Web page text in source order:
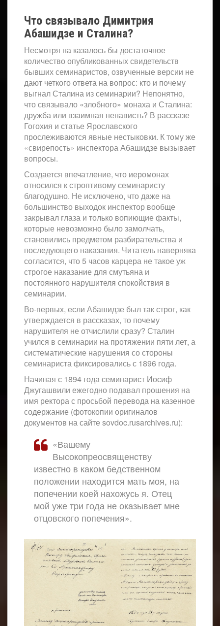
Что связывало Димитрия
Абашидзе и Сталина?
Несмотря на казалось бы достаточное
количество опубликованных свидетельств
бывших семинаристов, озвученные версии не
дают четкого ответа на вопрос: кто и почему
выгнал Сталина из семинарии? Непонятно,
что связывало «злобного» монаха и Сталина:
дружба или взаимная ненависть? В рассказе
Гогохия и статье Ярославского
прослеживаются явные нестыковки. К тому же
«свирепость» инспектора Абашидзе вызывает
вопросы.
Создается впечатление, что иеромонах
относился к строптивому семинаристу
благодушно. Не исключено, что даже на
большинство выходок инспектор вообще
закрывал глаза и только вопиющие факты,
которые невозможно было замолчать,
становились предметом разбирательства и
последующего наказания. Читатель наверняка
согласится, что 5 часов карцера не такое уж
строгое наказание для смутьяна и
постоянного нарушителя спокойствия в
семинарии.
Во-первых, если Абашидзе был так строг, как
утверждается в рассказах, то почему
нарушителя не отчислили сразу? Сталин
учился в семинарии на протяжении пяти лет, а
систематические нарушения со стороны
семинариста фиксировались с 1896 года.
Начиная с 1894 года семинарист Иосиф
Джугашвили ежегодно подавал прошения на
имя ректора с просьбой перевода на казенное
содержание (фотокопии оригиналов
документов на сайте sovdoc.rusarchives.ru):
«Вашему
Высокопреосвященству
известно в каком бедственном
положении находится мать моя, на
попечении коей нахожусь я. Отец
мой уже три года не оказывает мне
отцовского попечения».